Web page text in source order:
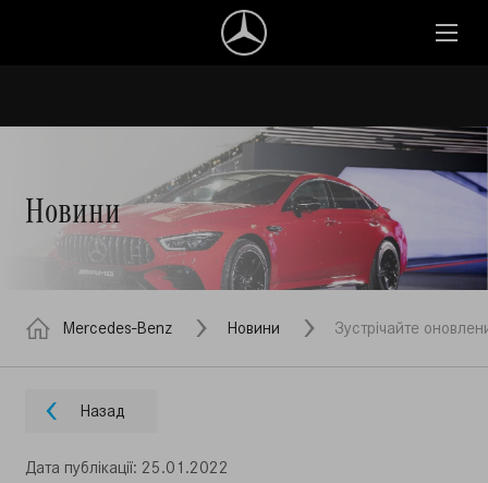
Новини
Mercedes-Benz Новини Зустрічайте
Назад
Дата публiкацiї: 25.01.2022